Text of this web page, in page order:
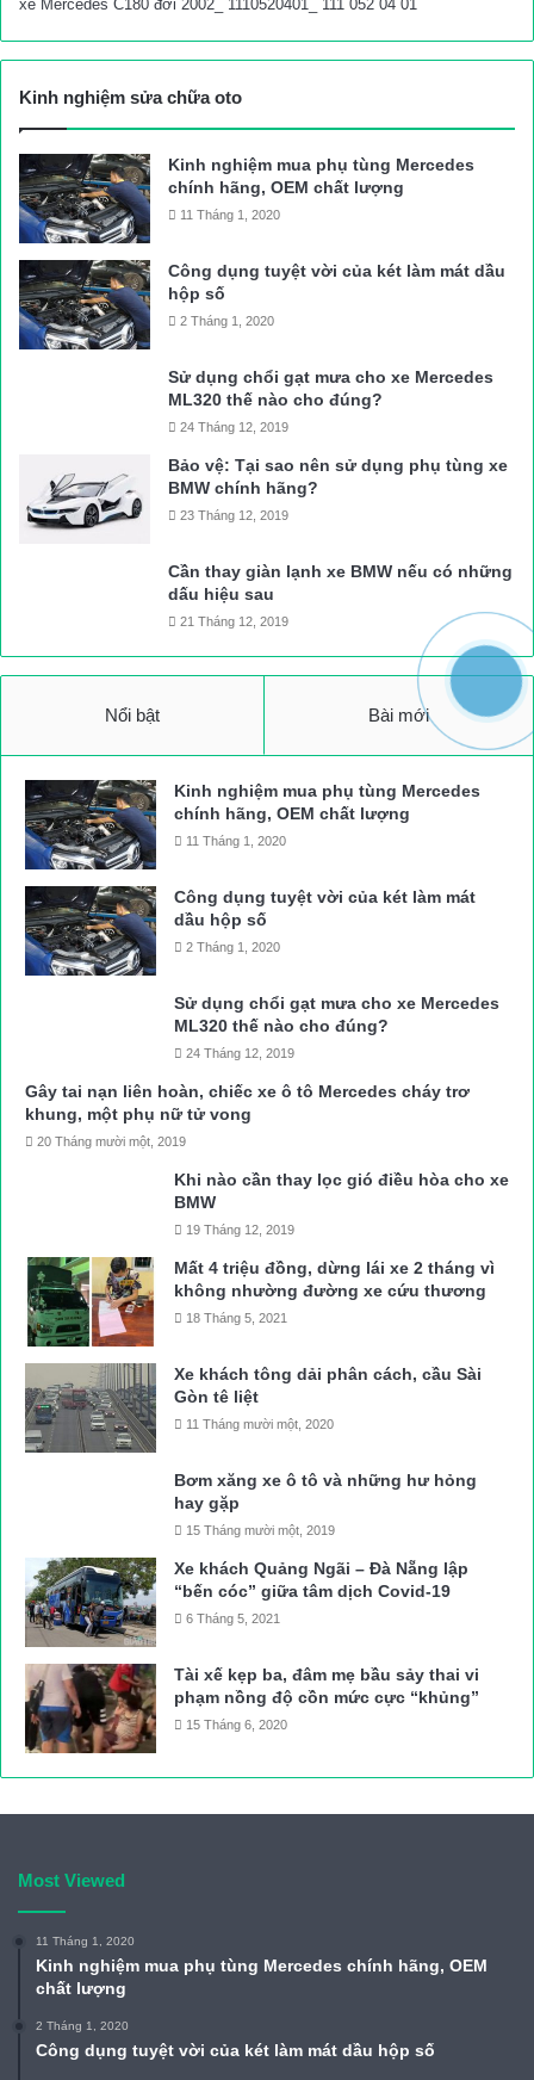
xe Mercedes C180 đời 2002_ 1110520401_ 111 052 04 01
Kinh nghiệm sửa chữa oto
Kinh nghiệm mua phụ tùng Mercedes
chính hãng, OEM chất lượng
11 Tháng 1, 2020
Công dụng tuyệt vời của két làm mát dầu
hộp số
2 Tháng 1, 2020
Sử dụng chổi gạt mưa cho xe Mercedes
ML320 thế nào cho đúng?
24 Tháng 12, 2019
Bảo vệ: Tại sao nên sử dụng phụ tùng xe
BMW chính hãng?
23 Tháng 12, 2019
Cần thay giàn lạnh xe BMW nếu có những
dấu hiệu sau
21 Tháng 12, 2019
Nổi bật Bài mới
Kinh nghiệm mua phụ tùng Mercedes
chính hãng, OEM chất lượng
11 Tháng 1, 2020
Công dụng tuyệt vời của két làm mát
dầu hộp số
2 Tháng 1, 2020
Sử dụng chổi gạt mưa cho xe Mercedes
ML320 thế nào cho đúng?
24 Tháng 12, 2019
Gây tai nạn liên hoàn, chiếc xe ô tô Mercedes cháy trơ
khung, một phụ nữ tử vong
20 Tháng mười một, 2019
Khi nào cần thay lọc gió điều hòa cho xe
BMW
19 Tháng 12, 2019
Mất 4 triệu đồng, dừng lái xe 2 tháng vì
không nhường đường xe cứu thương
18 Tháng 5, 2021
Xe khách tông dải phân cách, cầu Sài
Gòn tê liệt
11 Tháng mười một, 2020
Bơm xăng xe ô tô và những hư hỏng
hay gặp
15 Tháng mười một, 2019
Xe khách Quảng Ngãi – Đà Nẵng lập
“bến cóc” giữa tâm dịch Covid-19
6 Tháng 5, 2021
Tài xế kẹp ba, đâm mẹ bầu sảy thai vi
phạm nồng độ cồn mức cực “khủng”
15 Tháng 6, 2020
Most Viewed
11 Tháng 1, 2020
Kinh nghiệm mua phụ tùng Mercedes chính hãng, OEM
chất lượng
2 Tháng 1, 2020
Công dụng tuyệt vời của két làm mát dầu hộp số